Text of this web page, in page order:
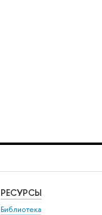
РЕСУРСЫ
Библиотека